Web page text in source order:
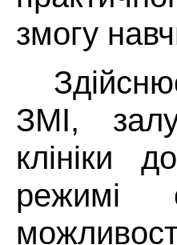
змогу
ЗМІ,
клініки
режимі